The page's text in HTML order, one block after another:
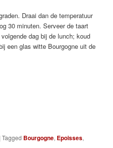
Draai dan de temperatuur
30 minuten. Serveer de taart
dag bij de lunch; koud
een glas witte Bourgogne uit de
|Tagged Bourgogne, Epoisses,